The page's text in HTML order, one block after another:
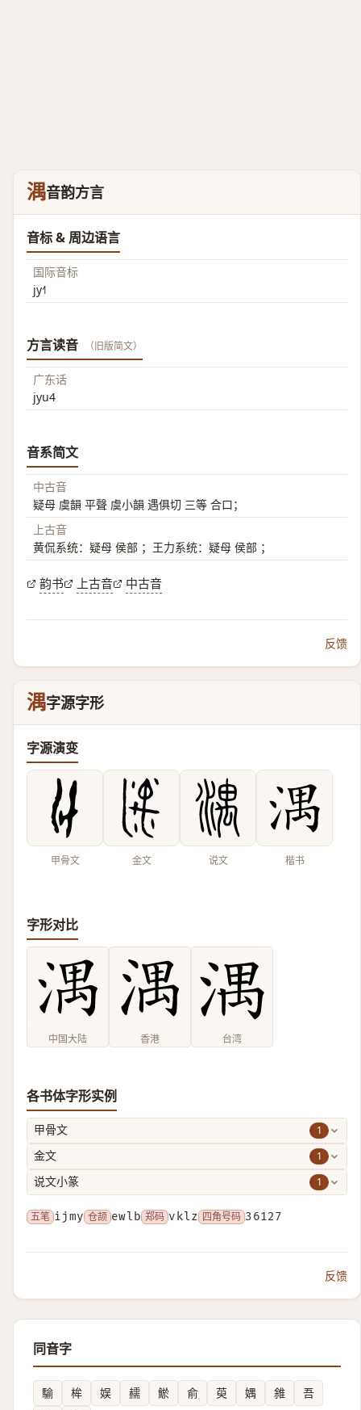
湡音韵方言
音标 & 周边语言
国际音标
jy˧˥
方言读音 （旧版简文）
广东话
jyu4
音系简文
中古音
疑母 虞韻 平聲 虞小韻 遇俱切 三等 合口；
上古音
黄侃系统：疑母 侯部 ；王力系统：疑母 侯部 ；
韵书 上古音 中古音
反馈
湡字源字形
字源演变
甲骨文 金文 说文 楷书
字形对比
中国大陆 香港 台湾
各书体字形实例
甲骨文 1
金文 1
说文小篆 1
五笔 ijmy 仓颉 ewlb 郑码 vklz 四角号码 36127
反馈
同音字
騟 桙 娱 䞕 鯲 俞 萸 媀 雓
吾